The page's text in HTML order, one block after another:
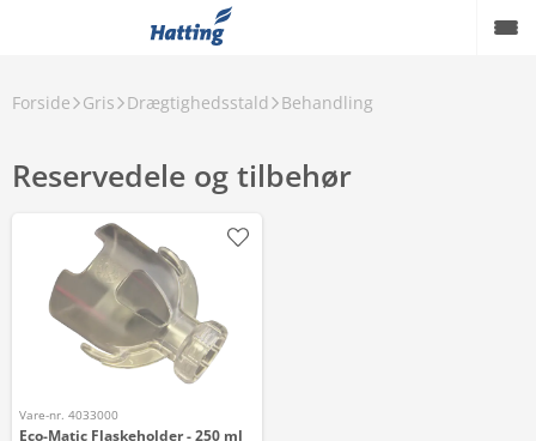
Forside Gris Drægtighedsstald Behandling
Reservedele og tilbehør
Vare-nr. 4033000
Eco-Matic Flaskeholder - 250 ml